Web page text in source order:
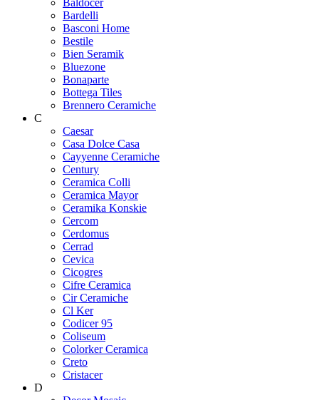
Bardelli
Basconi Home
Bestile
Bien Seramik
Bluezone
Bonaparte
Bottega Tiles
Brennero Ceramiche
C
Caesar
Casa Dolce Casa
Cayyenne Ceramiche
Century
Ceramica Colli
Ceramica Mayor
Ceramika Konskie
Cercom
Cerdomus
Cerrad
Cevica
Cicogres
Cifre Ceramica
Cir Ceramiche
Cl Ker
Codicer 95
Coliseum
Colorker Ceramica
Creto
Cristacer
D